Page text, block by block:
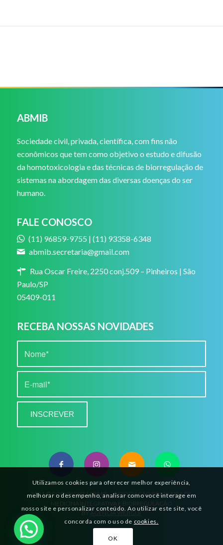
ABMIB
Sociedade civil, privada, científica, com fins não
econômicos que tem como objetivo o estudo e difusão
da homotoxicologia e das técnicas de biorregulação de
sistemas na abordagem das diversas doenças do ser
humano.
FALE CONOSCO
(11) 96859-9755 | (11) 93358-6348
abmib.secretaria@gmail.com
Rua Oscar Freire, 2250 conj.509 – Pinheiros | São
Paulo/SP
05409-011
RECEBA NOSSAS NOVIDADES
2021 © COPYRIGHT | ABMIB – ASSOCIAÇÃO BRASILEIRA DE
MEDICINA INTEGRATIVA E BIORREGULAÇÃO
BYAGÊNCIA WEBGUI
Utilizamos cookies para oferecer melhor experiência,
melhorar o desempenho, analisar como você interage em
nosso site e personalizar conteúdo. Ao utilizar este site, você
concorda com o uso de cookies.
OK